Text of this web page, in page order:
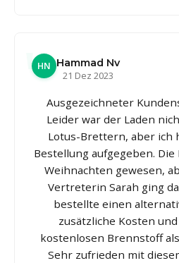
HN Hammad Nv
21 Dez 2023
Ausgezeichneter
Leider war der Laden
Lotus-Brettern, aber ich
Bestellung aufgegeben.
Weihnachten gewesen,
Vertreterin Sarah ging
bestellte einen
zusätzliche Kosten
kostenlosen Brennstoff
Sehr zufrieden mit